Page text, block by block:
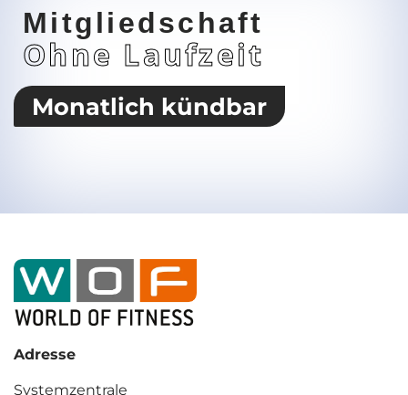
Mitgliedschaft
Ohne Laufzeit
Monatlich kündbar
Adresse
Systemzentrale